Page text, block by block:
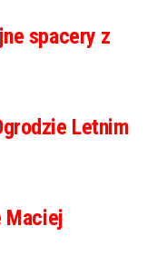
spacery z
Letnim
Maciej